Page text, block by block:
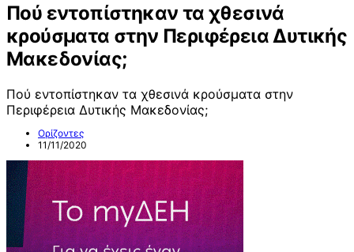
Πού εντοπίστηκαν τα χθεσινά
κρούσματα στην Περιφέρεια Δυτικής
Μακεδονίας;
Πού εντοπίστηκαν τα χθεσινά κρούσματα στην
Περιφέρεια Δυτικής Μακεδονίας;
Ορίζοντες
11/11/2020